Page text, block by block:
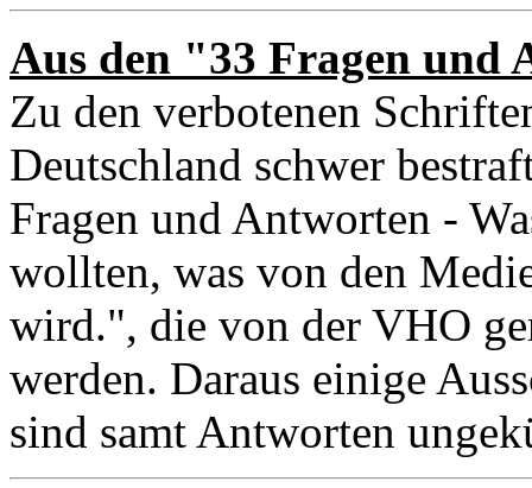
Aus den "33 Fragen und
Zu den verbotenen
Deutschland schwer
Fragen und Antworten -
wollten, was von den
wird.", die von der VHO
werden. Daraus einige
sind samt Antworten